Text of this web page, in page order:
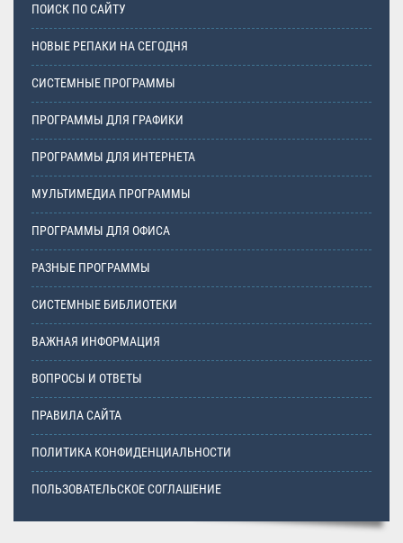
ПОИСК ПО САЙТУ
НОВЫЕ РЕПАКИ НА СЕГОДНЯ
СИСТЕМНЫЕ ПРОГРАММЫ
ПРОГРАММЫ ДЛЯ ГРАФИКИ
ПРОГРАММЫ ДЛЯ ИНТЕРНЕТА
МУЛЬТИМЕДИА ПРОГРАММЫ
ПРОГРАММЫ ДЛЯ ОФИСА
РАЗНЫЕ ПРОГРАММЫ
СИСТЕМНЫЕ БИБЛИОТЕКИ
ВАЖНАЯ ИНФОРМАЦИЯ
ВОПРОСЫ И ОТВЕТЫ
ПРАВИЛА САЙТА
ПОЛИТИКА КОНФИДЕНЦИАЛЬНОСТИ
ПОЛЬЗОВАТЕЛЬСКОЕ СОГЛАШЕНИЕ